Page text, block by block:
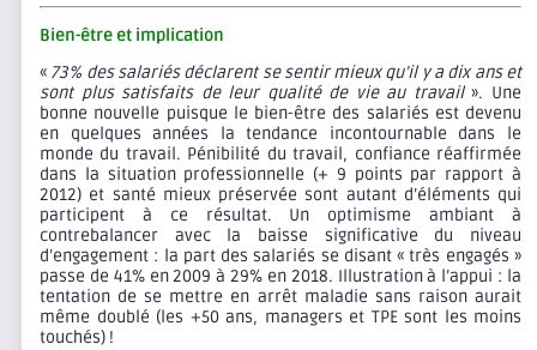
Bien-être et implication
« 73% des salariés déclarent se sentir mieuxqu’il y a dix ans et
sont plus satisfaits de leur qualité de vie au travail». Une
bonne nouvelle puisque le bien-être des salariés est devenu
en quelques années la tendance incontournable dans le
monde du travail. Pénibilité du travail, confiance réaffirmée
dans la situation professionnelle (+ 9 points par rapport à
2012) et santé mieux préservée sont autant d’éléments qui
participent à ce résultat. Un optimisme ambiant à
contrebalancer avec la baisse significative du niveau
d’engagement : la part des salariés se disant « très engagés »
passe de 41% en 2009 à 29% en 2018. Illustration à l’appui : la
tentation de se mettre en arrêt maladie sans raison aurait
même doublé (les +50 ans, managers et TPE sont les moins
touchés) !